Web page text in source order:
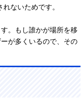
ないためです。
。もし誰かが場所を移
が多くいるので、その